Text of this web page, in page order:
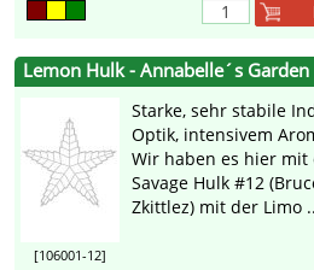
Lemon Hulk - Annabelle´s Garden
[106001-12]
Starke, sehr stabile
Optik, intensivem
Wir haben es hier
Savage Hulk #12
Zkittlez) mit der Limo